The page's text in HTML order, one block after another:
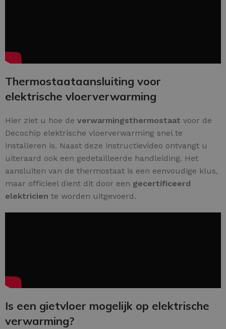
Thermostaataansluiting voor
elektrische vloerverwarming
Hier ziet u hoe de verwarmingsthermostaat voor de
Decochip elektrische vloerverwarming snel te
installeren is. Naast deze instructievideo ontvangt u
uiteraard ook een gedetailleerde handleiding. Het
aansluiten van de thermostaat is een eenvoudige klus,
maar officieel dient dit door een gecertificeerd
elektricien te worden uitgevoerd.
Is een gietvloer mogelijk op elektrische
verwarming?